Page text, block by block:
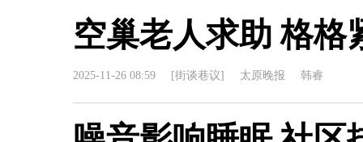
空巢老人求助 格格
2025-11-26 08:59 [街谈巷议] 太原晚报 韩睿